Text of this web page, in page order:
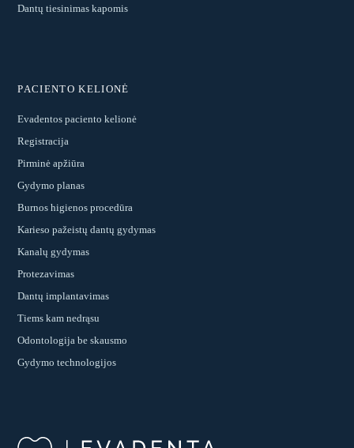
Dantų tiesinimas kapomis
PACIENTO KELIONĖ
Evadentos paciento kelionė
Registracija
Pirminė apžiūra
Gydymo planas
Burnos higienos procedūra
Karieso pažeistų dantų gydymas
Kanalų gydymas
Protezavimas
Dantų implantavimas
Tiems kam nedrąsu
Odontologija be skausmo
Gydymo technologijos